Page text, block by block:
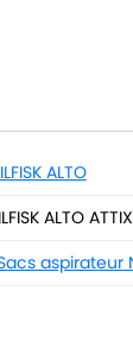
ALTO
ALTO
aspirateur